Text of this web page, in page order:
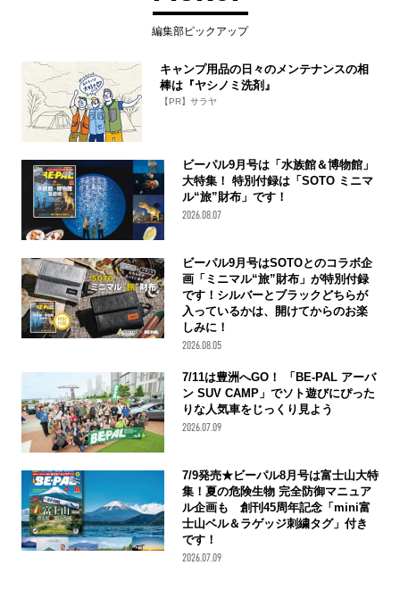
編集部ピックアップ
キャンプ用品の日々のメンテナンスの相
棒は『ヤシノミ洗剤』
【PR】サラヤ
ビーパル9月号は「水族館＆博物館」
大特集！ 特別付録は「SOTO ミニマ
ル“旅”財布」です！
2026.08.07
ビーパル9月号はSOTOとのコラボ企
画「ミニマル“旅”財布」が特別付録
です！シルバーとブラックどちらが
入っているかは、開けてからのお楽
しみに！
2026.08.05
7/11は豊洲へGO！ 「BE-PAL アーバ
ン SUV CAMP」でソト遊びにぴった
りな人気車をじっくり見よう
2026.07.09
7/9発売★ビーパル8月号は富士山大特
集！夏の危険生物 完全防御マニュア
ル企画も 創刊45周年記念「mini富
士山ベル＆ラゲッジ刺繍タグ」付き
です！
2026.07.09